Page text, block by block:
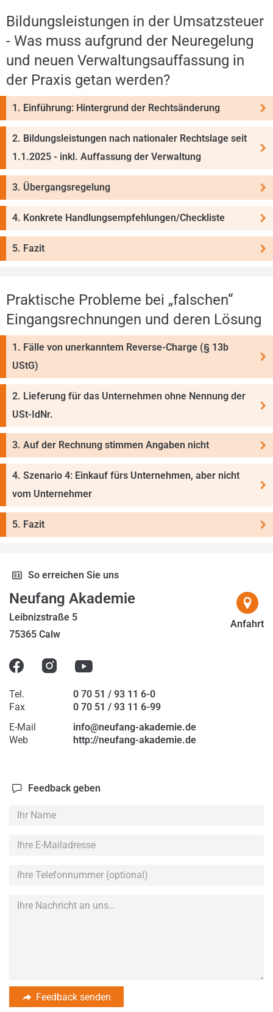
Bildungsleistungen in der Umsatzsteuer
- Was muss aufgrund der Neuregelung
und neuen Ver­waltungsauffassung in
der Praxis getan werden?
1. Einführung: Hintergrund der Rechtsänderung
2. Bildungsleistungen nach nationaler Rechtslage seit
1.1.2025 - inkl. Auffassung der Verwaltung
3. Übergangsregelung
4. Konkrete Handlungsempfehlungen/Checkliste
5. Fazit
Praktische Probleme bei „falschen“
Eingangs­rech­nungen und deren Lösung
1. Fälle von unerkanntem Reverse-Charge (§ 13b
UStG)
2. Lieferung für das Unternehmen ohne Nennung der
USt-IdNr.
3. Auf der Rechnung stimmen Angaben nicht
4. Szenario 4: Einkauf fürs Unternehmen, aber nicht
vom Unter­nehmer
5. Fazit
Feedback geben
Ihr
Ihre
Mailadresse
Ihre
(optional)
Feedback senden
So erreichen Sie uns
Neufang Akademie
Leibnizstraße 5
75365 Calw
Anfahrt
Tel.
0 70 51 / 93 11 6-0
Fax
0 70 51 / 93 11 6-99
E-Mail
info@neufang-akademie.de
Web
http://neufang-akademie.de